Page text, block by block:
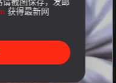
获得最新网